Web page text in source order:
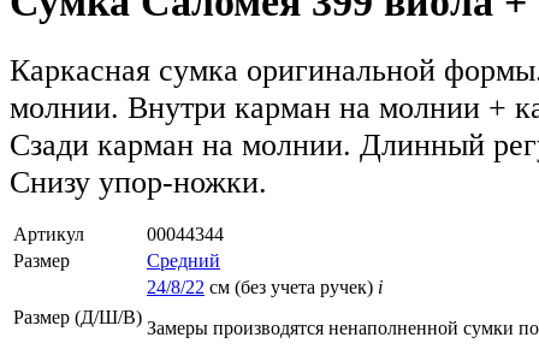
Каркасная сумка оригинальной
молнии. Внутри карман на молнии +
Сзади карман на молнии. Длинный
Снизу упор-ножки.
Артикул
00044344
Размер
Средний
Размер (Д/Ш/В)
24/8/22 см (без учета ручек) i
Замеры производятся ненаполненной сумки